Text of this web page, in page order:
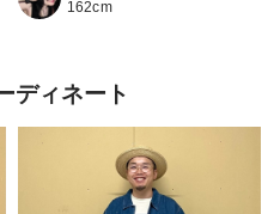
162cm
ディネート